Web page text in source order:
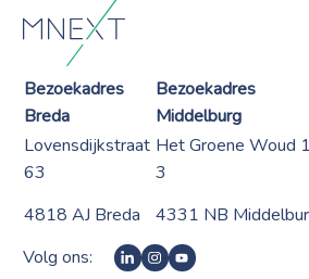
Bezoekadres
Breda
Bezoekadres
Middelburg
Lovensdijkstraat
63
Het Groene Woud
3
4818 AJ Breda
4331 NB
Volg ons: